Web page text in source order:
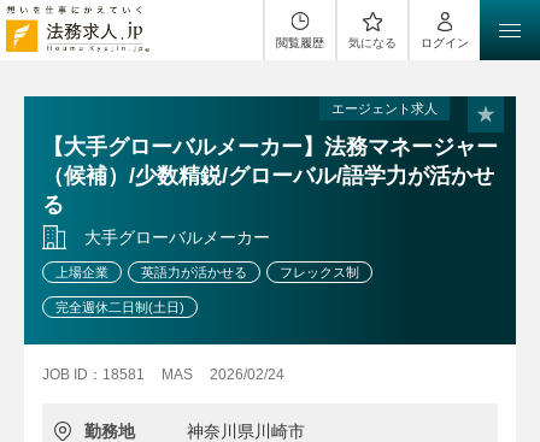
閲覧履歴 気になる ログイン
エージェント求人
【大手グローバルメーカー】法務マネージャー
（候補）/少数精鋭/グローバル/語学力が活かせ
る
大手グローバルメーカー
上場企業 英語力が活かせる フレックス制
完全週休二日制(土日)
JOB ID：18581 MAS 2026/02/24
勤務地
神奈川県川崎市